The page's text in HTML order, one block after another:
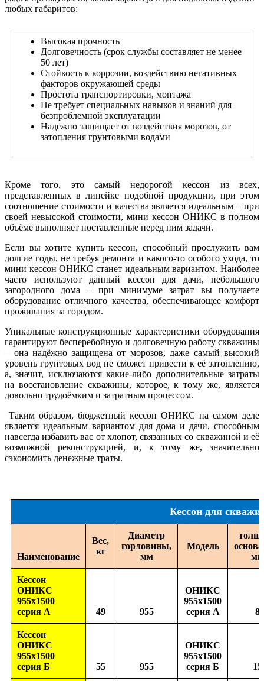
любых габаритов:
Высокая прочность
Долговечность (срок службы составляет не менее
50 лет)
Стойкость к коррозии, воздействию негативных
факторов окружающей среды
Простота транспортировки, монтажа
Не требует специальных навыков и знаний для
безпроблемной эксплуатации
Надёжно защищает от воздействия морозов, от
затопления грунтовыми водами
Кроме того, это самый недорогой кессон из всех,
представленных в линейке подобной продукции, при этом
соотношение стоимости и качества является идеальным – при
своей невысокой стоимости, мини кессон ОНИКС в полном
объёме выполняет поставленные перед ним задачи.
Если вы хотите купить кессон, способный прослужить вам
долгие годы, не требуя ремонта и какого-то особого ухода, то
мини кессон ОНИКС станет идеальным вариантом. Наиболее
часто используют данный кессон для дачи, небольшого
загородного дома – при минимуме затрат вы получаете
оборудование отличного качества, обеспечивающее комфорт
проживания за городом.
Уникальные конструкционные характеристики оборудования
гарантируют бесперебойную и долговечную работу скважины
– она надёжно защищена от морозов, даже самый высокий
уровень грунтовых вод не сможет привести к её затоплению,
а, значит, исключаются какие-либо дополнительные затраты
на восстановление скважины, которое, к тому же, является
довольно трудоёмким и затратным процессом.
Таким образом, бюджетный кессон ОНИКС на самом деле
является идеальным вариантом для дома и дачи, способным
навсегда избавить вас от хлопот, связанных со скважиной и её
возможной реконструкцией, и, к тому же, значительно
сэкономить денежные траты.
Кессон для
Наименование
Вес,
кг
Диаметр
горловины,
мм
Модель
мм
Кессон
ОНИКС
955х1500
серия А
49 955
ОНИКС
955х1500
серия А
8
Кессон
ОНИКС
955х1500
серия Б
55 955
ОНИКС
955х1500
серия Б
15